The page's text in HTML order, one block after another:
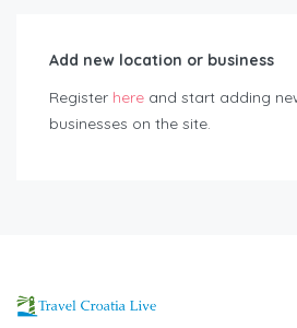
Add new location or business
Register here and start adding
businesses on the site.